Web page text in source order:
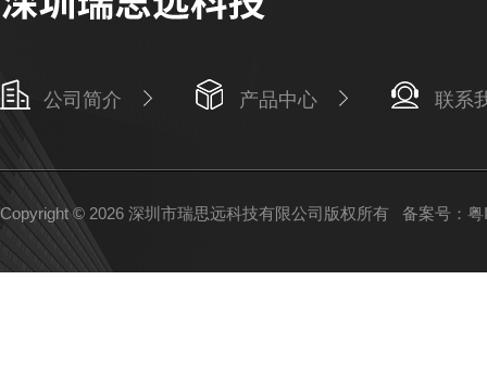
公司简介 产品中心 联系
Copyright © 2026 深圳市瑞思远科技有限公司版权所有 备案号：